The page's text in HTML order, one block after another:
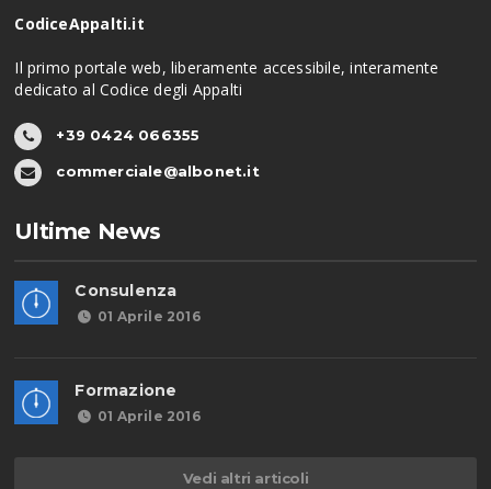
CodiceAppalti.it
Il primo portale web, liberamente accessibile, interamente
dedicato al Codice degli Appalti
+39 0424 066355
commerciale@albonet.it
Ultime News
Consulenza
01 Aprile 2016
Formazione
01 Aprile 2016
Vedi altri articoli